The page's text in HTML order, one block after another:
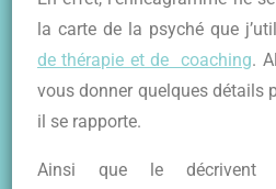
la carte de la psyché que
de thérapie et de coaching.
vous donner quelques détails
il se rapporte.
Ainsi que le décrivent